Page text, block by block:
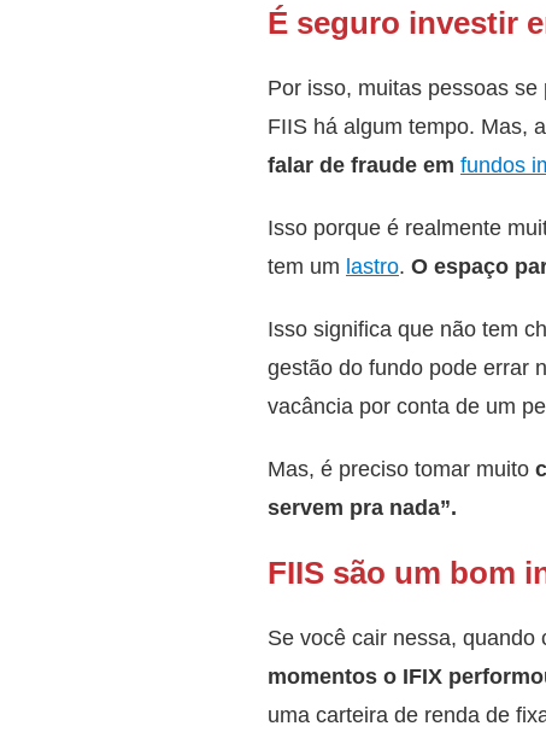
É seguro investir
Por isso, muitas pessoas
FIIS há algum tempo. Mas,
falar de fraude em fundos
Isso porque é realmente
tem um lastro. O espaço
Isso significa que não tem
gestão do fundo pode errar
vacância por conta de um
Mas, é preciso tomar muito
servem pra nada”.
FIIS são um bom
Se você cair nessa,
momentos o IFIX
uma carteira de renda de